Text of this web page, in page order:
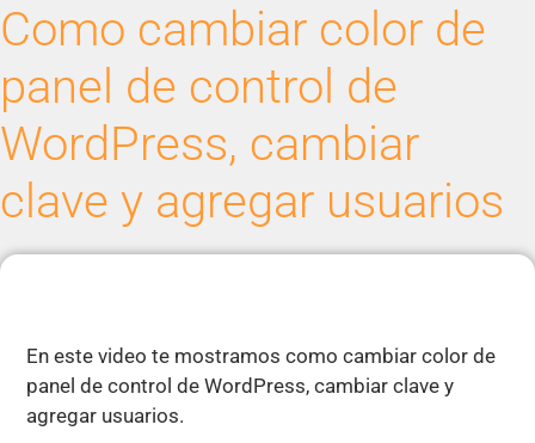
Como cambiar color de
panel de control de
WordPress, cambiar
clave y agregar usuarios
En este video te mostramos como cambiar color de
panel de control de WordPress, cambiar clave y
agregar usuarios.